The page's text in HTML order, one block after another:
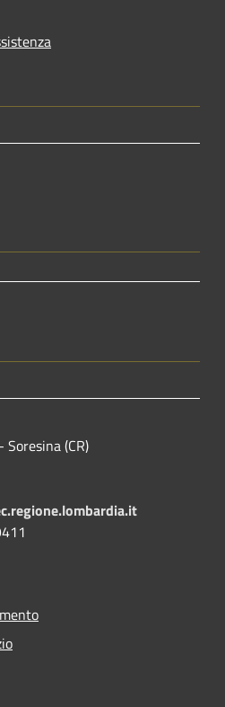
(CR)